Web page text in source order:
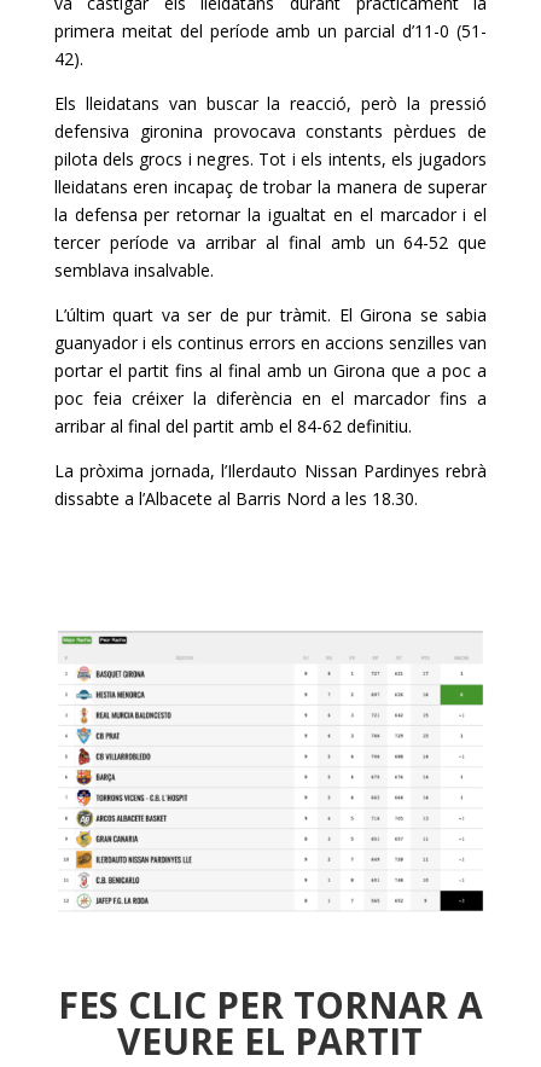
primera meitat del període amb un parcial d’11-0 (51-
42).
Els lleidatans van buscar la reacció, però la pressió
defensiva gironina provocava constants pèrdues de
pilota dels grocs i negres. Tot i els intents, els jugadors
lleidatans eren incapaç de trobar la manera de superar
la defensa per retornar la igualtat en el marcador i el
tercer període va arribar al final amb un 64-52 que
semblava insalvable.
L’últim quart va ser de pur tràmit. El Girona se sabia
guanyador i els continus errors en accions senzilles van
portar el partit fins al final amb un Girona que a poc a
poc feia créixer la diferència en el marcador fins a
arribar al final del partit amb el 84-62 definitiu.
La pròxima jornada, l’Ilerdauto Nissan Pardinyes rebrà
dissabte a l’Albacete al Barris Nord a les 18.30.
FES CLIC PER TORNAR A
VEURE EL PARTIT